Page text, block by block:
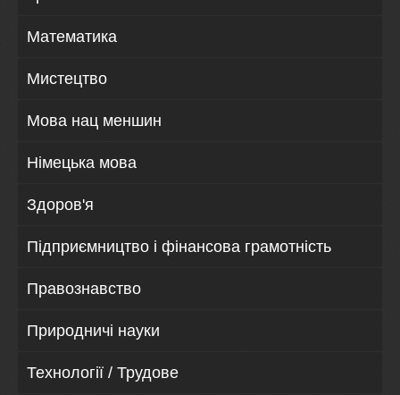
Математика
Мистецтво
Мова нац меншин
Німецька мова
Здоров'я
Підприємництво і фінансова грамотність
Правознавство
Природничі науки
Технології / Трудове